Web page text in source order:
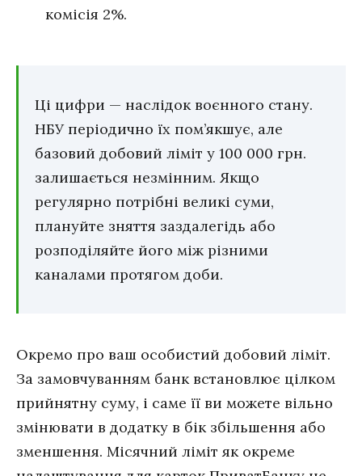
комісія 2%.
Ці цифри — наслідок воєнного стану.
НБУ періодично їх пом’якшує, але
базовий добовий ліміт у 100 000 грн.
залишається незмінним. Якщо
регулярно потрібні великі суми,
плануйте зняття заздалегідь або
розподіляйте його між різними
каналами протягом доби.
Окремо про ваш особистий добовий ліміт.
За замовчуванням банк встановлює цілком
прийнятну суму, і саме її ви можете вільно
змінювати в додатку в бік збільшення або
зменшення. Місячний ліміт як окреме